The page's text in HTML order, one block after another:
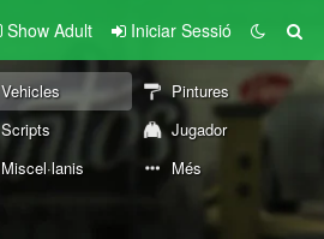
Show Adult Iniciar Sessió
Vehicles
Pintures
Scripts
Jugador
Miscel·lanis Més